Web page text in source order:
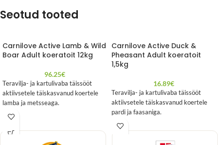
Seotud tooted
Carnilove Active Lamb & Wild
Boar Adult koeratoit 12kg
96.25€
Teravilja- ja kartulivaba täissööt
aktiivsetele täiskasvanud koertele
lamba ja metsseaga.
Carnilove Active Duck &
Pheasant Adult koeratoit
1,5kg
16.89€
Teravilja- ja kartulivaba täissööt
aktiivsetele täiskasvanud koertele
pardi ja faasaniga.